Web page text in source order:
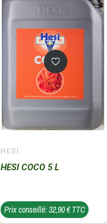
HESI
HESI COCO 5 L
Prix conseillé: 32,90 € TTC